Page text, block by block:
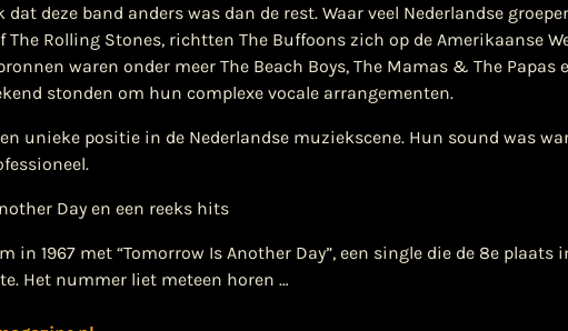
deze band anders was dan de rest. Waar veel Nederlandse
The Rolling Stones, richtten The Buffoons zich op de Amerikaanse
waren onder meer The Beach Boys, The Mamas & The Papas
stonden om hun complexe vocale arrangementen.
unieke positie in de Nederlandse muziekscene. Hun sound was
Day en een reeks hits
in 1967 met “Tomorrow Is Another Day”, een single die de 8e plaats
Het nummer liet meteen horen …